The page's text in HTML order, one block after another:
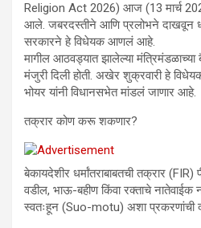
Religion Act 2026) आज (13 मार्च
आले. जबरदस्तीने आणि प्रलोभने दाखवून
सरकारने हे विधेयक आणलं आहे.
मागील आठवड्यात झालेल्या मंत्रिमंडळाच्या
मंजुरी दिली होती. अखेर शुक्रवारी हे
भोयर यांनी विधानसभेत मांडलं जाणार आहे.
तक्रार कोण करू शकणार?
बेकायदेशीर धर्मांतराबाबतची तक्रार (FIR)
वडील, भाऊ-बहीण किंवा रक्ताचे
स्वतःहून (Suo-motu) अशा